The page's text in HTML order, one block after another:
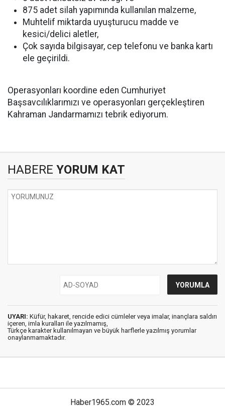
875 adet silah yapımında kullanılan malzeme,
Muhtelif miktarda uyuşturucu madde ve
kesici/delici aletler,
Çok sayıda bilgisayar, cep telefonu ve banka kartı
ele geçirildi.
Operasyonları koordine eden Cumhuriyet
Başsavcılıklarımızı ve operasyonları gerçekleştiren
Kahraman Jandarmamızı tebrik ediyorum.
HABERE YORUM KAT
UYARI: Küfür, hakaret, rencide edici cümleler veya imalar, inançlara saldırı
içeren, imla kuralları ile yazılmamış,
Türkçe karakter kullanılmayan ve büyük harflerle yazılmış yorumlar
onaylanmamaktadır.
Haber1965.com © 2023